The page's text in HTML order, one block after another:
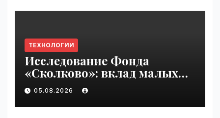
ТЕХНОЛОГИИ
Исследование Фонда
«Сколково»: вклад малых
технологических компаний
в добавленную стоимость
высокотеха вырос вдвое за
05.08.2026